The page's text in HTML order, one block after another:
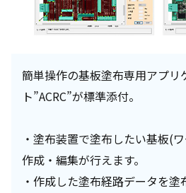
簡単操作の基板塗布専用アプリ
ト”ACRC”が標準添付。
・塗布装置で塗布したい基板(
作成・編集が行えます。
・作成した塗布経路データを